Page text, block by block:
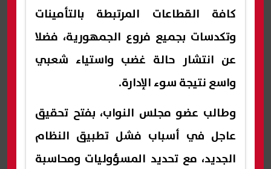
كافة القطاعات المرتبطة بالتأمينات
وتكدسات بجميع فروع الجمهورية، فضلا
عن انتشار حالة غضب واستياء شعبي
واسع نتيجة سوء الإدارة.
وطالب عضو مجلس النواب، بفتح تحقيق
عاجل في أسباب فشل تطبيق النظام
الجديد، مع تحديد المسؤوليات ومحاسبة